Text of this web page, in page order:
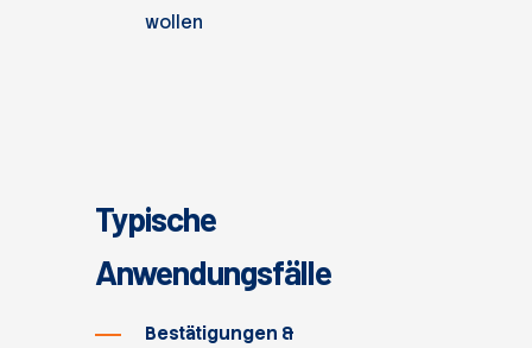
wollen
Typische
Anwendungsfälle
Bestätigungen &